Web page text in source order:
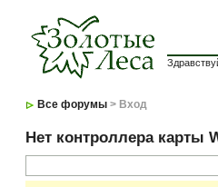
Все форумы > Вход
Нет контроллера карты